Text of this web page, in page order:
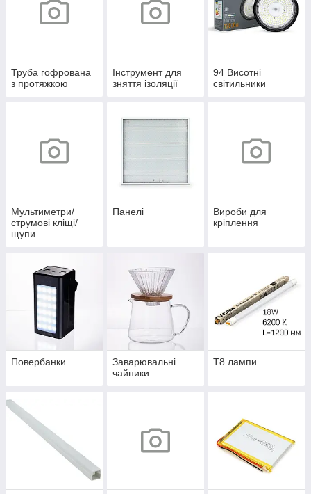
Труба гофрована
з протяжкою
Інструмент для
зняття ізоляції
94 Висотні
світильники
Мультиметри/
струмові кліщі/
щупи
Панелі
Вироби для
кріплення
Повербанки
Заварювальні
чайники
Т8 лампи